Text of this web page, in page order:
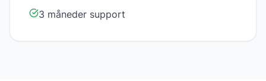
3 måneder support